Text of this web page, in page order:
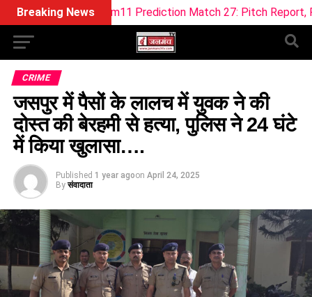
Breaking News
Dream11 Prediction Match 27: Pitch Report, Playing XI &
CRIME
जसपुर में पैसों के लालच में युवक ने की
दोस्त की बेरहमी से हत्या, पुलिस ने 24 घंटे
में किया खुलासा….
Published 1 year agoon April 24, 2025
By संवादाता